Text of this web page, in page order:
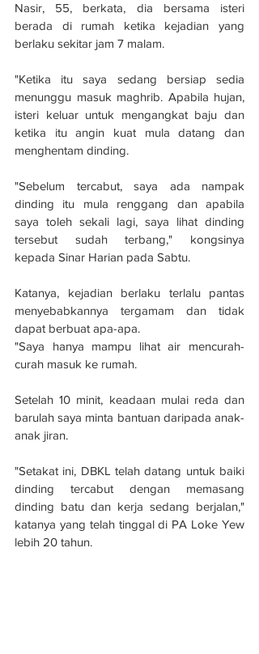
Nasir, 55, berkata, dia bersama isteri
berada di rumah ketika kejadian yang
berlaku sekitar jam 7 malam.
"Ketika itu saya sedang bersiap sedia
menunggu masuk maghrib. Apabila hujan,
isteri keluar untuk mengangkat baju dan
ketika itu angin kuat mula datang dan
menghentam dinding.
"Sebelum tercabut, saya ada nampak
dinding itu mula renggang dan apabila
saya toleh sekali lagi, saya lihat dinding
tersebut sudah terbang," kongsinya
kepada Sinar Harian pada Sabtu.
Katanya, kejadian berlaku terlalu pantas
menyebabkannya tergamam dan tidak
dapat berbuat apa-apa.
"Saya hanya mampu lihat air mencurah-
curah masuk ke rumah.
Setelah 10 minit, keadaan mulai reda dan
barulah saya minta bantuan daripada anak-
anak jiran.
"Setakat ini, DBKL telah datang untuk baiki
dinding tercabut dengan memasang
dinding batu dan kerja sedang berjalan,"
katanya yang telah tinggal di PA Loke Yew
lebih 20 tahun.